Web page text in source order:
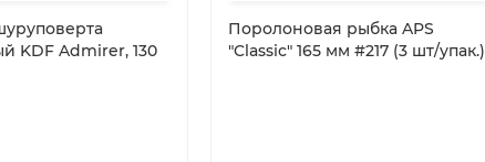
KDF Admirer, 130
Поролоновая рыбка APS
"Classic" 165 мм #217 (3 шт/упак.)